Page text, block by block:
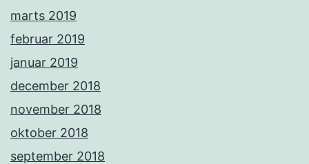
marts 2019
februar 2019
januar 2019
december 2018
november 2018
oktober 2018
september 2018